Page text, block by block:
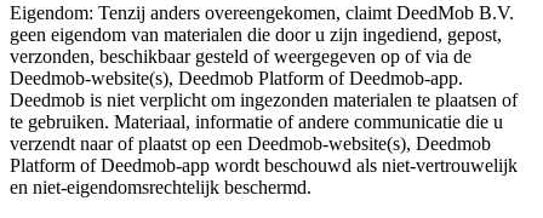
Eigendom: Tenzij anders overeengekomen, claimt DeedMob B.V.
geen eigendom van materialen die door u zijn ingediend, gepost,
verzonden, beschikbaar gesteld of weergegeven op of via de
Deedmob-website(s), Deedmob Platform of Deedmob-app.
Deedmob is niet verplicht om ingezonden materialen te plaatsen of
te gebruiken. Materiaal, informatie of andere communicatie die u
verzendt naar of plaatst op een Deedmob-website(s), Deedmob
Platform of Deedmob-app wordt beschouwd als niet-vertrouwelijk
en niet-eigendomsrechtelijk beschermd.